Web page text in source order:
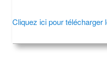
Cliquez ici pour télécharger